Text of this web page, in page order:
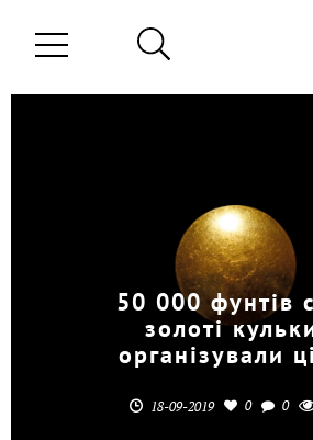
50 000 фунтів
золоті
організували
18-09-2019 0 0